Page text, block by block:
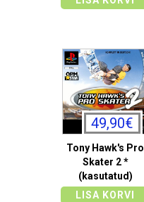
49,90€
Tony Hawk's Pro
Skater 2 *
(kasutatud)
LISA KORVI